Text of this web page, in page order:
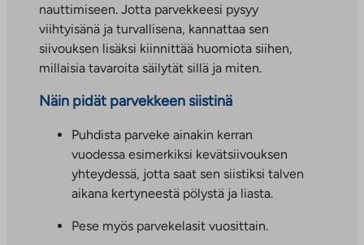
nauttimiseen. Jotta parvekkeesi pysyy
viihtyisänä ja turvallisena, kannattaa sen
siivouksen lisäksi kiinnittää huomiota siihen,
millaisia tavaroita säilytät sillä ja miten.
Näin pidät parvekkeen siistinä
Puhdista parveke ainakin kerran
vuodessa esimerkiksi kevätsiivouksen
yhteydessä, jotta saat sen siistiksi talven
aikana kertyneestä pölystä ja liasta.
Pese myös parvekelasit vuosittain.